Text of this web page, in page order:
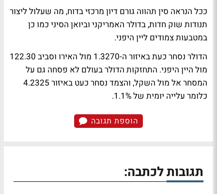
ככל הנראה סין תהווה גורם דיון מרכזי בדוח, מה שעלול ליצור
תנודות שוק חדות, בדולר האמריקני וביואן הסיני כמו כן
במטבעות צמודים ליין היפני.
הדולר נסחר כעת באיזור ה-1.3270 מול האירו וסביב 122.30
מול היין היפני. התחזקות הדולר בעולם לא פסחה גם על
המסחר אל מול השקל, והצמד נסחר כעט באיזור 4.2325
כלומר עלייה יומית של 1.1%.
הוספת תגובה
תגובות לכתבה: